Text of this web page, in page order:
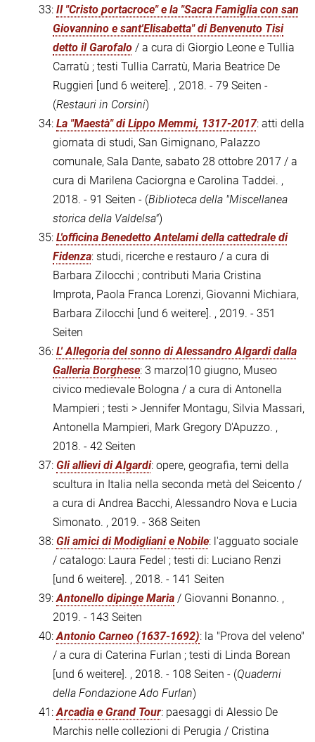
33: Il "Cristo portacroce" e la "Sacra Famiglia con san
Giovannino e sant'Elisabetta" di Benvenuto Tisi
detto il Garofalo / a cura di Giorgio Leone e Tullia
Carratù ; testi Tullia Carratù, Maria Beatrice De
Ruggieri [und 6 weitere]. , 2018. - 79 Seiten -
(Restauri in Corsini)
34: La "Maestà" di Lippo Memmi, 1317-2017: atti della
giornata di studi, San Gimignano, Palazzo
comunale, Sala Dante, sabato 28 ottobre 2017 / a
cura di Marilena Caciorgna e Carolina Taddei. ,
2018. - 91 Seiten - (Biblioteca della "Miscellanea
storica della Valdelsa")
35: L'officina Benedetto Antelami della cattedrale di
Fidenza: studi, ricerche e restauro / a cura di
Barbara Zilocchi ; contributi Maria Cristina
Improta, Paola Franca Lorenzi, Giovanni Michiara,
Barbara Zilocchi [und 6 weitere]. , 2019. - 351
Seiten
36: L' Allegoria del sonno di Alessandro Algardi dalla
Galleria Borghese: 3 marzo|10 giugno, Museo
civico medievale Bologna / a cura di Antonella
Mampieri ; testi > Jennifer Montagu, Silvia Massari,
Antonella Mampieri, Mark Gregory D'Apuzzo. ,
2018. - 42 Seiten
37: Gli allievi di Algardi: opere, geografia, temi della
scultura in Italia nella seconda metà del Seicento /
a cura di Andrea Bacchi, Alessandro Nova e Lucia
Simonato. , 2019. - 368 Seiten
38: Gli amici di Modigliani e Nobile: l'agguato sociale
/ catalogo: Laura Fedel ; testi di: Luciano Renzi
[und 6 weitere]. , 2018. - 141 Seiten
39:Antonello dipinge Maria / Giovanni Bonanno. ,
2019. - 143 Seiten
40:Antonio Carneo (1637-1692): la "Prova del veleno"
/ a cura di Caterina Furlan ; testi di Linda Borean
[und 6 weitere]. , 2018. - 108 Seiten - (Quaderni
della Fondazione Ado Furlan)
41:Arcadia e Grand Tour: paesaggi di Alessio De
Marchis nelle collezioni di Perugia / Cristina